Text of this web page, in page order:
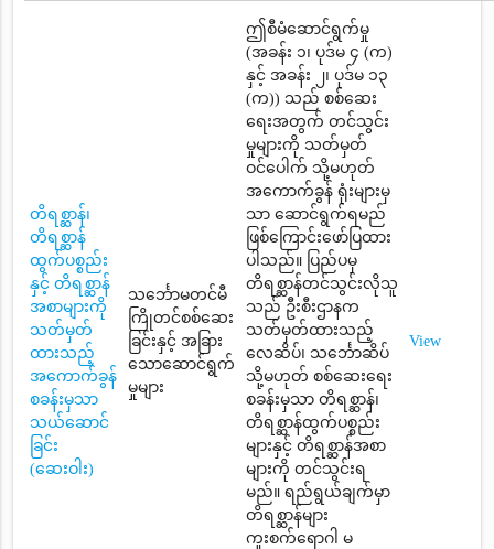
တိရစ္ဆာန်၊
တိရစ္ဆာန်
ထွက်ပစ္စည်း
နှင့် တိရစ္ဆာန်
အစာများကို
သတ်မှတ်
ထားသည့်
အကောက်ခွန်
စခန်းမှသာ
သယ်ဆောင်
ခြင်း
(ဆေးဝါး)
သင်္ဘောမတင်မီ
ကြိုတင်စစ်ဆေး
ခြင်းနှင့် အခြား
သောဆောင်ရွက်
မှုများ
ဤစီမံဆောင်ရွက်မှု
(အခန်း ၁၊ ပုဒ်မ ၄ (က)
နှင့် အခန်း ၂၊ ပုဒ်မ ၁၃
(က)) သည် စစ်ဆေး
ရေးအတွက် တင်သွင်း
မှုများကို သတ်မှတ်
ဝင်ပေါက် သို့မဟုတ်
အကောက်ခွန် ရုံးများမှ
သာ ဆောင်ရွက်ရမည်
ဖြစ်ကြောင်းဖော်ပြထား
ပါသည်။ ပြည်ပမှ
တိရစ္ဆာန်တင်သွင်းလိုသူ
သည် ဦးစီးဌာနက
သတ်မှတ်ထားသည့်
လေဆိပ်၊ သင်္ဘောဆိပ်
သို့မဟုတ် စစ်ဆေးရေး
စခန်းမှသာ တိရစ္ဆာန်၊
တိရစ္ဆာန်ထွက်ပစ္စည်း
များနှင့် တိရစ္ဆာန်အစာ
များကို တင်သွင်းရ
မည်။ ရည်ရွယ်ချက်မှာ
တိရစ္ဆာန်များ
ကူးစက်ရောဂါ မ
View